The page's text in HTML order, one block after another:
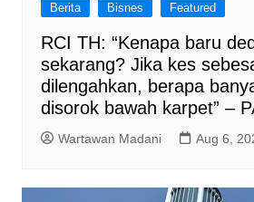
Berita Bisnes Featured
RCI TH: “Kenapa baru
sekarang? Jika kes
dilengahkan, berapa
disorok bawah karpet” –
Wartawan Madani Aug 6,